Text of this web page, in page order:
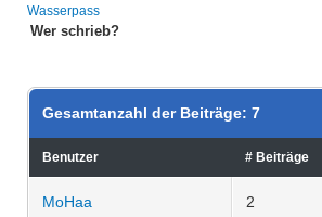
Wasserpass
Wer schrieb?
Gesamtanzahl der Beiträge: 7
Benutzer # Beiträge
MoHaa 2